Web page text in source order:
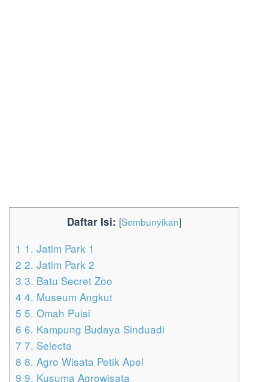
Daftar Isi: [Sembunyikan]
1 1. Jatim Park 1
2 2. Jatim Park 2
3 3. Batu Secret Zoo
4 4. Museum Angkut
5 5. Omah Puisi
6 6. Kampung Budaya Sinduadi
7 7. Selecta
8 8. Agro Wisata Petik Apel
9 9. Kusuma Agrowisata